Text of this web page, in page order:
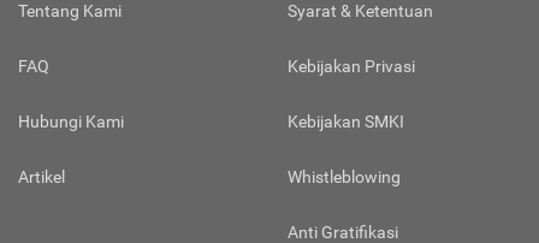
Tentang Kami
FAQ
Hubungi Kami
Artikel
Syarat & Ketentuan
Kebijakan Privasi
Kebijakan SMKI
Whistleblowing
Anti Gratifikasi